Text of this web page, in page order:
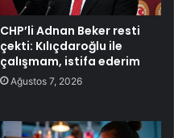
CHP’li Adnan Beker resti
çekti: Kılıçdaroğlu ile
çalışmam, istifa ederim
Ağustos 7, 2026